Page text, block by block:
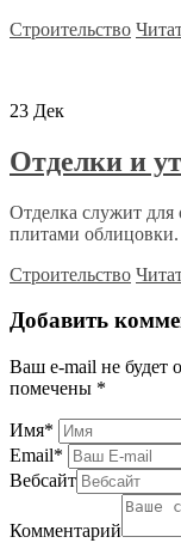
Строительство
23 Дек
Отделки и
Отделка служит
плитами
Строительство
Добавить
Ваш e-mail не будет
помечены *
Имя*
Email*
Вебсайт
Комментарий